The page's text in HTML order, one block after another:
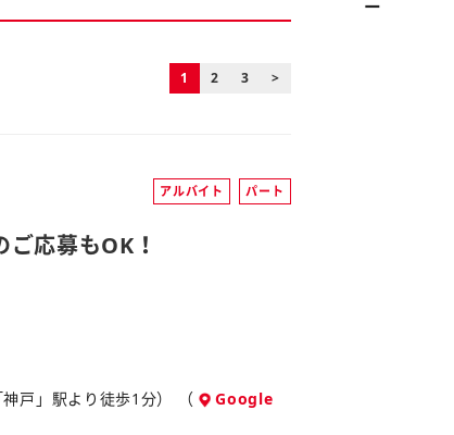
1 2 3 >
アルバイト パート
応募もOK！
神戸」駅より徒歩1分） （
Google